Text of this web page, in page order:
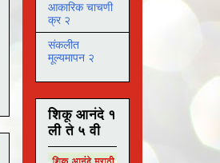
आकारिक चाचणी
क्र २
संकलीत
मूल्यमापन २
शिकू आनंदे १
ली ते ५ वी